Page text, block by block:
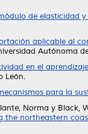
de elasticidad
aplicable al
Autónoma
en el
León.
para la
Norma y Black,
the northeastern